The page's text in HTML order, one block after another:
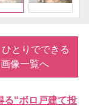
とりでできる
像一覧へ
る“ボロ戸建て投